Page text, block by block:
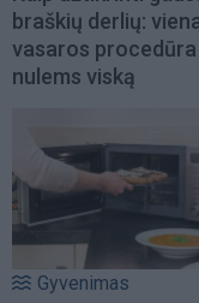
braškių derlių:
vasaros procedūra
nulems viską
Gyvenimas